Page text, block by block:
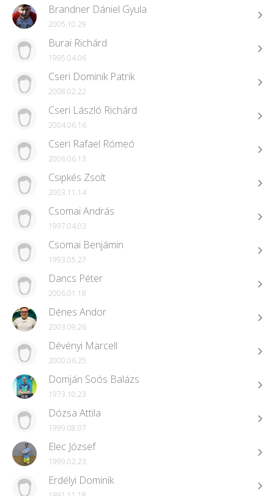
Brandner Dániel Gyula
2005.10.29
Burai Richárd
1995.04.06
Cseri Dominik Patrik
2008.02.22
Cseri László Richárd
2004.06.16
Cseri Rafael Rómeó
2006.06.13
Csipkés Zsolt
2003.11.14
Csomai András
1997.04.03
Csomai Benjámin
1993.05.27
Dancs Péter
2006.01.18
Dénes Andor
2003.09.26
Dévényi Marcell
2000.06.25
Domján Soós Balázs
1973.10.23
Dózsa Attila
1999.08.07
Elec József
1999.02.23
Erdélyi Dominik